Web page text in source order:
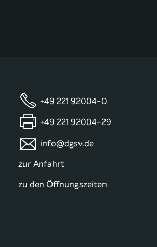
+49 221 92004-0
+49 221 92004-29
info@dgsv.de
zur Anfahrt
zu den Öffnungszeiten